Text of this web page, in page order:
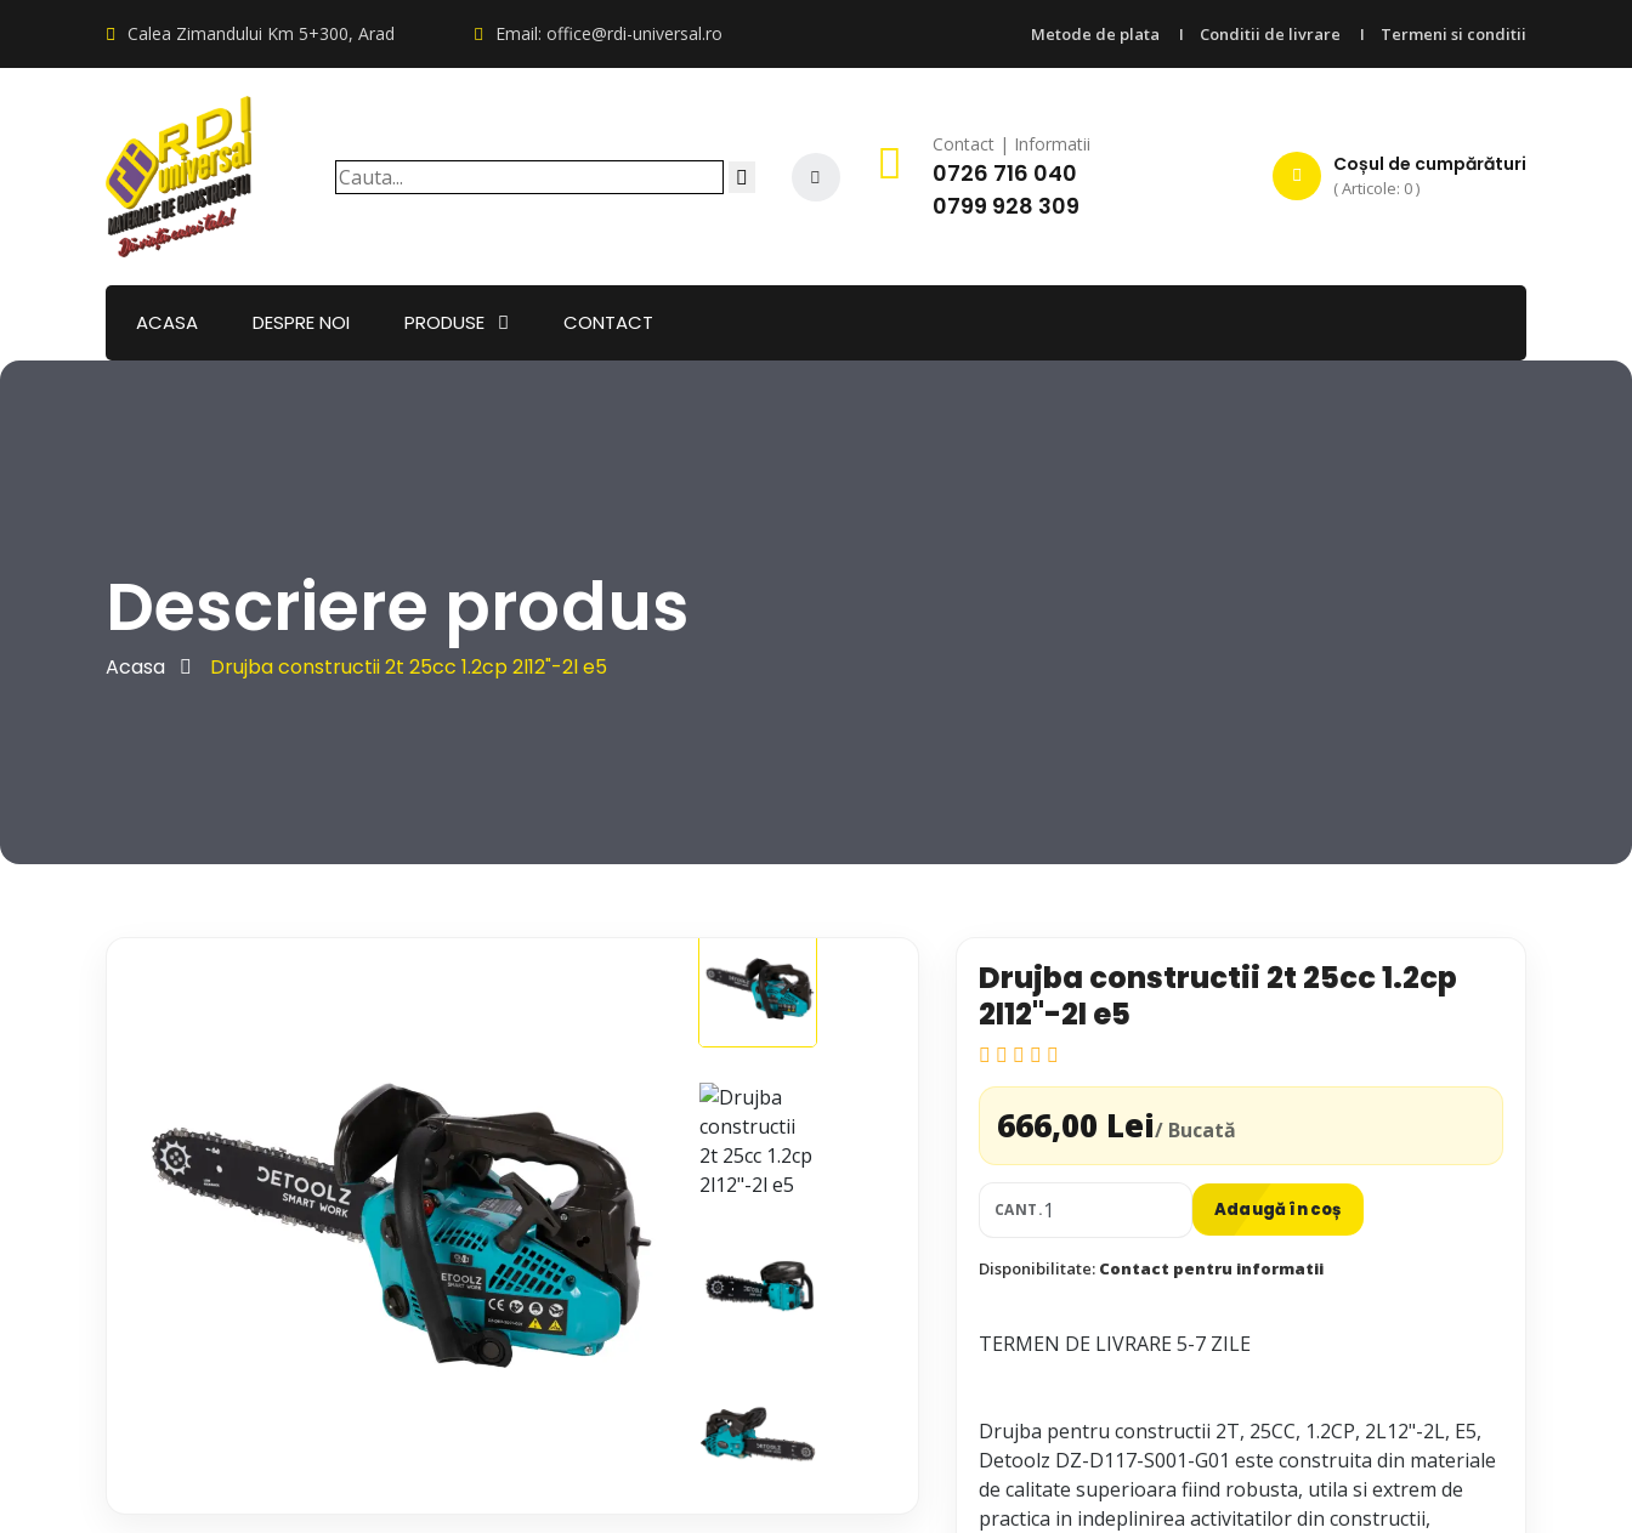
Calea Zimandului Km 5+300, Arad Email: office@rdi-universal.ro Metode de plata Conditii de livrare Termeni si conditii
Contact | Informatii
0726 716 040
0799 928 309
Coșul de cumpărături
( Articole: 0 )
ACASA DESPRE NOI PRODUSE CONTACT
Descriere produs
Acasa Drujba constructii 2t 25cc 1.2cp 2l12"-2l e5
Drujba constructii 2t 25cc 1.2cp
2l12"-2l e5
666,00 Lei/ Bucată
CANT. Adaugă în coș
Disponibilitate: Contact pentru informatii
TERMEN DE LIVRARE 5-7 ZILE
Drujba pentru constructii 2T, 25CC, 1.2CP, 2L12"-2L, E5,
Detoolz DZ-D117-S001-G01 este construita din materiale
de calitate superioara fiind robusta, utila si extrem de
practica in indeplinirea activitatilor din constructii,